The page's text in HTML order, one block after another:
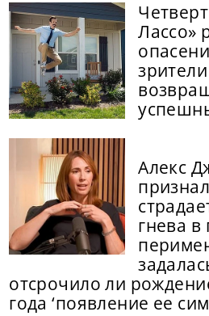
Лассо»
Алекс
гнева
отсрочило ли
года ‘появление ее